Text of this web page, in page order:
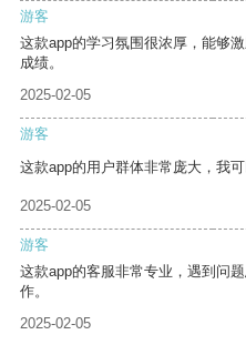
游客
这款app的学习氛围很浓厚，能够
成绩。
2025-02-05
游客
这款app的用户群体非常庞大，我
2025-02-05
游客
这款app的客服非常专业，遇到问
作。
2025-02-05